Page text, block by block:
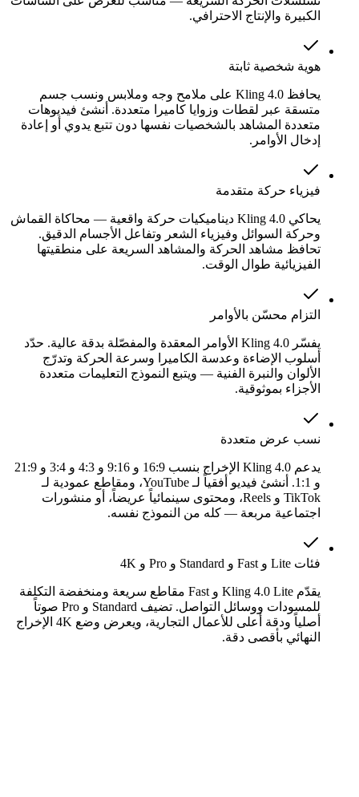
الكبيرة والإنتاج الاحترافي.
هوية شخصية ثابتة
يحافظ Kling 4.0 على ملامح وجه وملابس ونسب جسم
متسقة عبر لقطات وزوايا كاميرا متعددة. أنشئ فيديوهات
متعددة المشاهد بالشخصيات نفسها دون تتبع يدوي أو إعادة
إدخال الأوامر.
فيزياء حركة متقدمة
يحاكي Kling 4.0 ديناميكيات حركة واقعية — محاكاة القماش
وحركة السوائل وفيزياء الشعر وتفاعل الأجسام الدقيق.
تحافظ مشاهد الحركة والمشاهد السريعة على منطقيتها
الفيزيائية طوال الوقت.
التزام محسّن بالأوامر
يفسّر Kling 4.0 الأوامر المعقدة والمفصّلة بدقة عالية. حدّد
أسلوب الإضاءة وعدسة الكاميرا وسرعة الحركة وتدرّج
الألوان والنبرة الفنية — ويتبع النموذج التعليمات متعددة
الأجزاء بموثوقية.
نسب عرض متعددة
يدعم Kling 4.0 الإخراج بنسب 16:9 و 9:16 و 4:3 و 3:4 و 21:9
و 1:1. أنشئ فيديو أفقياً لـ YouTube، ومقاطع عمودية لـ
TikTok و Reels، ومحتوى سينمائياً عريضاً، أو منشورات
اجتماعية مربعة — كله من النموذج نفسه.
فئات Lite و Fast و Standard و Pro و 4K
يقدّم Kling 4.0 Lite و Fast مقاطع سريعة ومنخفضة التكلفة
للمسودات ووسائل التواصل. تضيف Standard و Pro صوتاً
أصلياً ودقة أعلى للأعمال التجارية، ويعرض وضع 4K الإخراج
النهائي بأقصى دقة.